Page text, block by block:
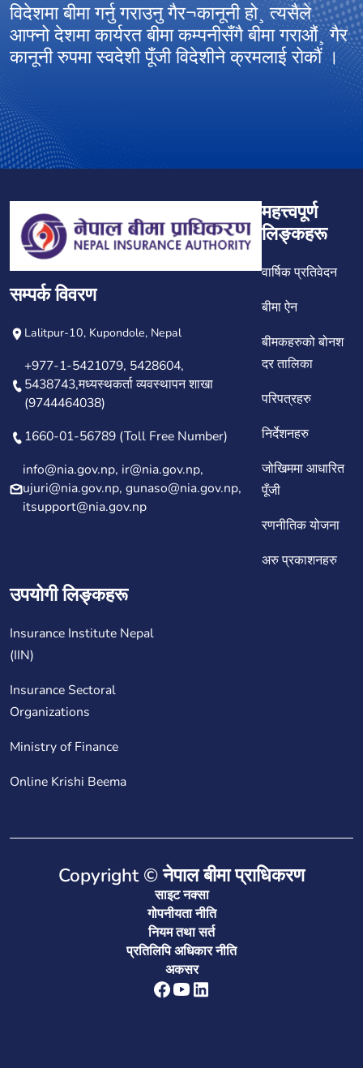
विदेशमा बीमा गर्नु गराउनु गैर¬कानूनी हो¸ त्यसैले
आफ्नो देशमा कार्यरत बीमा कम्पनीसँगै बीमा गराऔं¸ गैर
कानूनी रुपमा स्वदेशी पूँजी विदेशीने क्रमलाई रोकौं ।
सम्पर्क विवरण
Lalitpur-10, Kupondole, Nepal
+977-1-5421079, 5428604,
5438743,मध्यस्थकर्ता व्यवस्थापन शाखा
(9744464038)
1660-01-56789 (Toll Free Number)
info@nia.gov.np, ir@nia.gov.np,
ujuri@nia.gov.np, gunaso@nia.gov.np,
itsupport@nia.gov.np
महत्त्वपूर्ण
लिङ्कहरू
वार्षिक प्रतिवेदन
बीमा ऐन
बीमकहरुको बोनश
दर तालिका
परिपत्रहरु
निर्देशनहरु
जोखिममा आधारित
पूँजी
रणनीतिक योजना
अरु प्रकाशनहरु
उपयोगी लिङ्कहरू
Insurance Institute Nepal
(IIN)
Insurance Sectoral
Organizations
Ministry of Finance
Online Krishi Beema
Copyright © नेपाल बीमा प्राधिकरण
साइट नक्सा
गोपनीयता नीति
नियम तथा सर्त
प्रतिलिपि अधिकार नीति
अकसर